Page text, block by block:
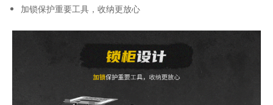
加锁保护重要工具，收纳更放心